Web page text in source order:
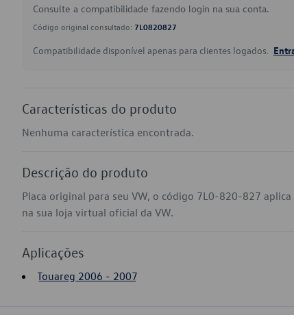
Consulte a compatibilidade fazendo login na sua conta.
Código original consultado: 7L0820827
Compatibilidade disponível apenas para clientes logados.
Características do produto
Nenhuma característica encontrada.
Descrição do produto
Placa original para seu VW, o código 7L0-820-827 aplica
na sua loja virtual oficial da VW.
Aplicações
Touareg 2006 - 2007